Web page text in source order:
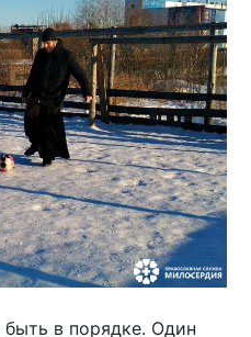
в порядке. Один